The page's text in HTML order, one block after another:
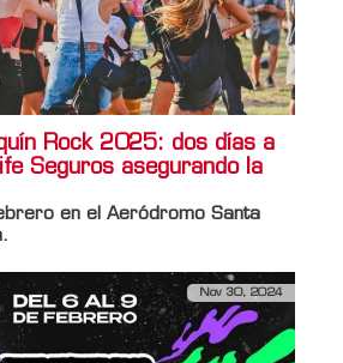
Rock 2025: dos días a
Seguros asegurando la
en el Aeródromo Santa
Nov 30, 2024